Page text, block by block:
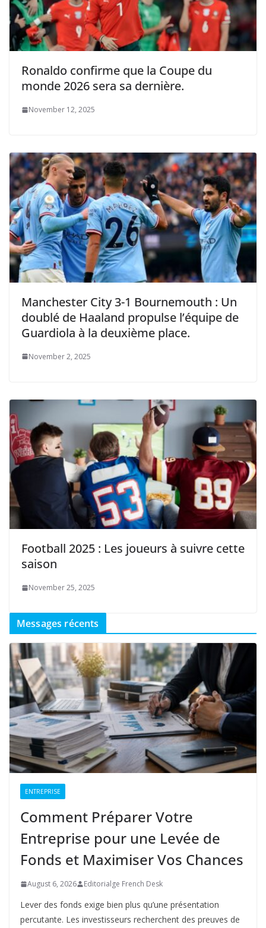
Ronaldo confirme que la Coupe du
monde 2026 sera sa dernière.
November 12, 2025
Manchester City 3-1 Bournemouth : Un
doublé de Haaland propulse l’équipe de
Guardiola à la deuxième place.
November 2, 2025
Football 2025 : Les joueurs à suivre cette
saison
November 25, 2025
Messages récents
ENTREPRISE
Comment Préparer Votre
Entreprise pour une Levée de
Fonds et Maximiser Vos Chances
August 6, 2026 Editorialge French Desk
Lever des fonds exige bien plus qu’une présentation
percutante. Les investisseurs recherchent des preuves de